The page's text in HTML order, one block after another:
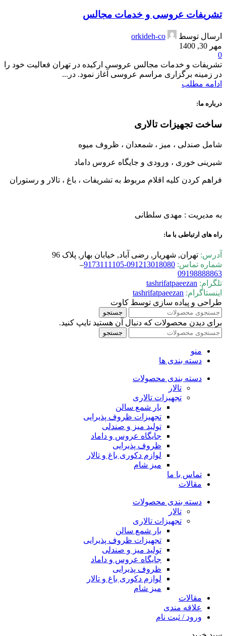
تشریفات عروسی و خدمات مجالس
ارسال توسط
orkideh-co
مهر 30, 1400
0
تشریفات و خدمات مجالس عروسی ارکیده در تهران فعالیت خود را
در زمینه برگزاری مراسم عروسی آغاز نمود. در...
ادامه مطلب
درباره ما:
ساخت تجهیزات تالاری
شامل صندلی ، میز ، شمعدان ، ظروف میوه
شیرینی خوری ، ورودی و جایگاه عروس داماد
فراهم کردن کلیه اقلام مربوط به تشریفات ، باغ ، تالار و رستوران
به مدیریت : مهدی سلطانی
راه های ارتباطی با ما:
آدرس: تهران, شهریار, رضی آباد, خیابان بهار, پلاک 96
شماره تماس:
091213018080-9173111105
–
09198888863
تلگرام: tashrifatpaeezan
اینستاگرام: tashrifatpaeezan
طراحی و پیاده سازی توسط کاوت
جستجو
برای دیدن محصولات که دنبال آن هستید تایپ کنید.
جستجو
منو
دسته بندی ها
دسته بندی محصولات
تالار
تجهیزات تالاری
بار شمع سالن
تجهیزات ظروف پذیرایی
تولید میز و صندلی
جایگاه عروس و داماد
ظروف پذیرایی
لوازم دکوری باغ و تالار
میز شام
تماس با ما
مقالات
دسته بندی محصولات
تالار
تجهیزات تالاری
بار شمع سالن
تجهیزات ظروف پذیرایی
تولید میز و صندلی
جایگاه عروس و داماد
ظروف پذیرایی
لوازم دکوری باغ و تالار
میز شام
مقالات
علاقه مندی
ورود / ثبت نام